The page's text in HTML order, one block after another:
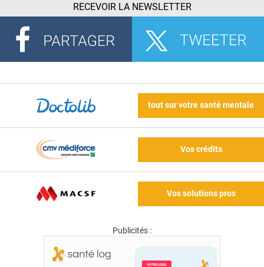
RECEVOIR LA NEWSLETTER
tout sur votre santé mentale
Vos crédits
Vos solutions pros
Publicités :